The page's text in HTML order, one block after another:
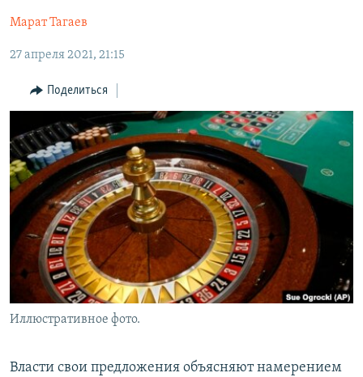
главной
навигации
Вернутся
поиску
ТАДЖИКИСТАН
ҚАЗАҚША
КЫРГЫЗЧА
ЎЗБЕКЧА
TÜRKMENÇE
Все сайты РСЕ/РС
Марат Тагаев
27 апреля 2021, 21:15
Поделиться
Иллюстративное фото.
Власти свои предложения объясняют намерением